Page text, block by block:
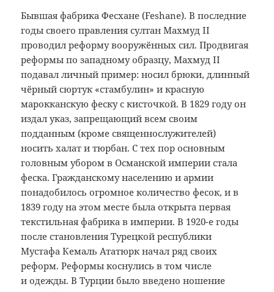
Бывшая фабрика Фесхане (Feshane). В последние
годы своего правления султан Махмуд II
проводил реформу вооружённых сил. Продвигая
реформы по западному образцу, Махмуд II
подавал личный пример: носил брюки, длинный
чёрный сюртук «стамбулин» и красную
марокканскую феску с кисточкой. В 1829 году он
издал указ, запрещающий всем своим
подданным (кроме священнослужителей)
носить халат и тюрбан. С тех пор основным
головным убором в Османской империи стала
феска. Гражданскому населению и армии
понадобилось огромное количество фесок, и в
1839 году на этом месте была открыта первая
текстильная фабрика в империи. В 1920-е годы
после становления Турецкой республики
Мустафа Кемаль Ататюрк начал ряд своих
реформ. Реформы коснулись в том числе
и одежды. В Турции было введено ношение